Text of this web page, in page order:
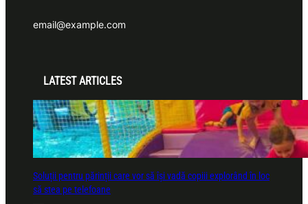
email@example.com
LATEST ARTICLES
Soluții pentru părinții care vor să își vadă copiii explorând în loc
să stea pe telefoane